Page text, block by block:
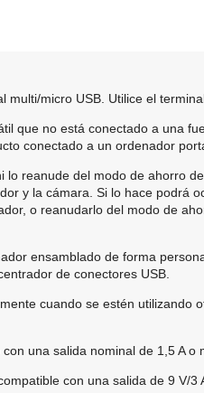
micro USB. Utilice el
que no está conectado a una
conectado a un ordenador
lo reanude del modo de ahorro
y la cámara. Si lo hace podrá
o reanudarlo del modo de
ensamblado de forma
de conectores USB.
cuando se estén utilizando
una salida nominal de 1,5 A o
con una salida de 9 V/3